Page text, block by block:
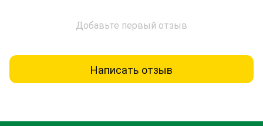
Добавьте первый отзыв
Написать отзыв